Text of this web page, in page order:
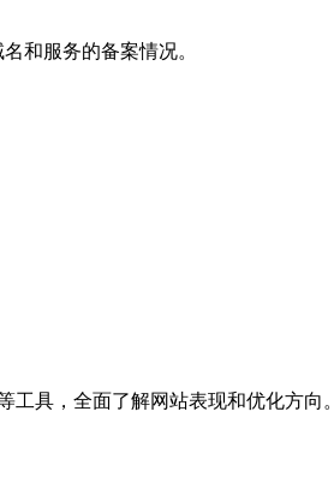
和服务的备案情况。
具，全面了解网站表现和优化方向。